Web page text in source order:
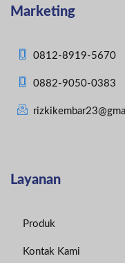
Marketing
0812-8919-5670
0882-9050-0383
Layanan
Produk
Kontak Kami